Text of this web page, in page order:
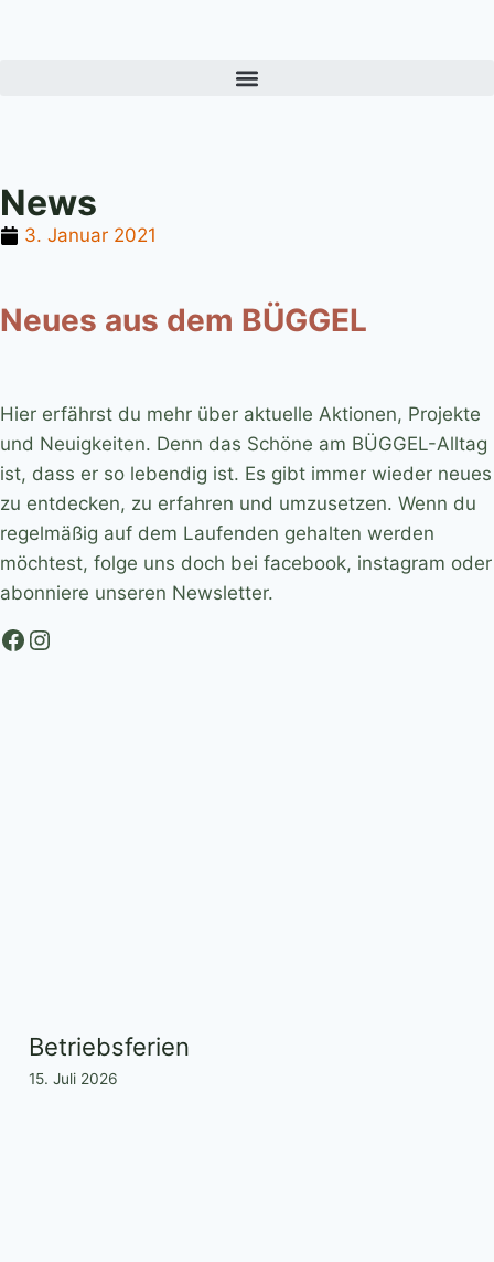
News
3. Januar 2021
Neues aus dem BÜGGEL
Hier erfährst du mehr über aktuelle Aktionen, Projekte
und Neuigkeiten. Denn das Schöne am BÜGGEL-Alltag
ist, dass er so lebendig ist. Es gibt immer wieder neues
zu entdecken, zu erfahren und umzusetzen. Wenn du
regelmäßig auf dem Laufenden gehalten werden
möchtest, folge uns doch bei facebook, instagram oder
abonniere unseren Newsletter.
Betriebsferien
15. Juli 2026